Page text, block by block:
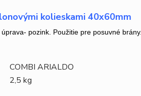
kolieskami 40x60mm
pozink. Použitie pre posuvné brány.
COMBI ARIALDO
2,5 kg